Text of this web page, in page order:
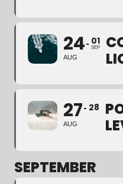
24
AUG
01
SEP
27
AUG
28
SEPTEMBER